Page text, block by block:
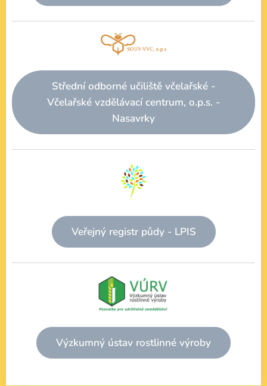
Střední odborné učiliště včelařské -
Včelařské vzdělávací centrum, o.p.s. -
Nasavrky
Veřejný registr půdy - LPIS
Výzkumný ústav rostlinné výroby